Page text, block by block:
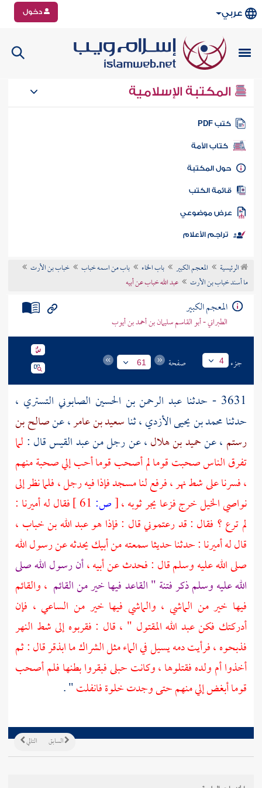
عربي دخول
المكتبة الإسلامية
كتب PDF
كتاب الأمة
المكتبة
الكتب
موضوعي
تراجم الأعلام
الرئيسية المعجم الكبير باب الخاء باب من اسمه خباب
خباب بن الأرت
ما أسند خباب بن الأرت
عبد الله خباب عن أبيه
المعجم الكبير
الطبراني - أبو القاسم سليمان بن أحمد بن أيوب
جزء 4 صفحة 61
3631 - حدثنا عبد الرحمن بن الحسين الصابوني التستري ،
حدثنامحمد بن يحيى الأزدي، ثناسعيد بن عامر، عنصالح بن
رستم ، عنحميد بن هلال، عن رجل منعبد القيسقال : لما
تفرق الناس صحبت قوما لم أصحب قوما أحب إلي صحبة منهم
، فسرنا على شط نهر ، فرفع لنا مسجد فإذا فيه رجل ، فلما نظر إلى
نواصي الخيل خرج فزعا يجر ثوبه ،[ص:
فقال له أميرنا :
لم ترع ؟ فقال : قد رعتموني قال : فإذا هوعبد الله بن خباب ،
قال له أميرنا : حدثنا حديثا سمعته من أبيك يحدثه عن رسول الله
صلى الله عليه وسلم قال : فحدث عن أبيه ،أن رسول الله صلى
الله عليه وسلم ذكر فتنة " القاعد فيها خير من القائم ، والقائم
فيها خير من الماشي ، والماشي فيها خير من الساعي ، فإن
أدركتك فكن عبد الله المقتول " ، قال : فقربوه إلى شط النهر
فذبحوه ، فرأيت دمه يسيل في الماء مثل الشراك ما ابذقر قال : ثم
أخذوا أم ولده فقتلوها ، وكانت حبلى فبقروا بطنها فلم أصحب
قوما أبغض إلي منهم حتى وجدت خلوة فانفلت" .
التالي السابق